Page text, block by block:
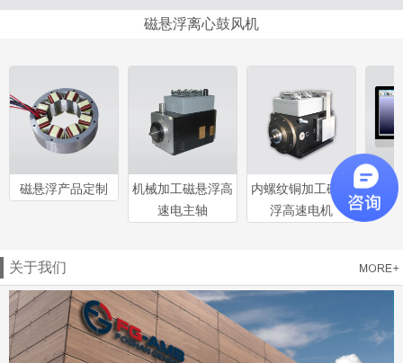
磁悬浮离心鼓风机
磁悬浮产品定制
机械加工磁悬浮高
速电主轴
内螺纹铜加工磁悬
浮高速电机
工
关于我们